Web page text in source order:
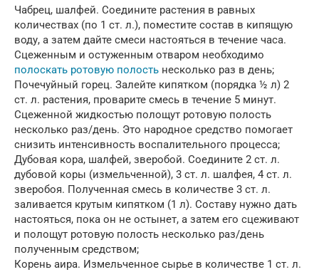
Чабрец, шалфей. Соедините растения в равных
количествах (по 1 ст. л.), поместите состав в кипящую
воду, а затем дайте смеси настояться в течение часа.
Сцеженным и остуженным отваром необходимо
полоскать ротовую полость несколько раз в день;
Почечуйный горец. Залейте кипятком (порядка ½ л) 2
ст. л. растения, проварите смесь в течение 5 минут.
Сцеженной жидкостью полощут ротовую полость
несколько раз/день. Это народное средство помогает
снизить интенсивность воспалительного процесса;
Дубовая кора, шалфей, зверобой. Соедините 2 ст. л.
дубовой коры (измельченной), 3 ст. л. шалфея, 4 ст. л.
зверобоя. Полученная смесь в количестве 3 ст. л.
заливается крутым кипятком (1 л). Составу нужно дать
настояться, пока он не остынет, а затем его сцеживают
и полощут ротовую полость несколько раз/день
полученным средством;
Корень аира. Измельченное сырье в количестве 1 ст. л.